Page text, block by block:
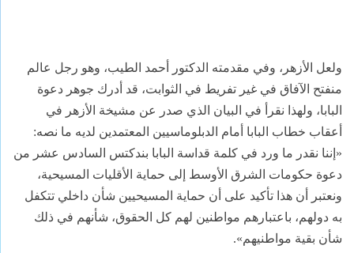
ولعل الأزهر، وفي مقدمته الدكتور أحمد الطيب، وهو رجل عالم
منفتح الآفاق في غير تفريط في الثوابت، قد أدرك جوهر دعوة
البابا، ولهذا نقرأ في البيان الذي صدر عن مشيخة الأزهر في
أعقاب خطاب البابا أمام الدبلوماسيين المعتمدين لديه ما نصه:
«إننا نقدر ما ورد في كلمة قداسة البابا بندكتس السادس عشر من
دعوة حكومات الشرق الأوسط إلى حماية الأقليات المسيحية،
ونعتبر أن هذا تأكيد على أن حماية المسيحيين شأن داخلي تتكفل
به دولهم، باعتبارهم مواطنين لهم كل الحقوق، شأنهم في ذلك
شأن بقية مواطنيهم».